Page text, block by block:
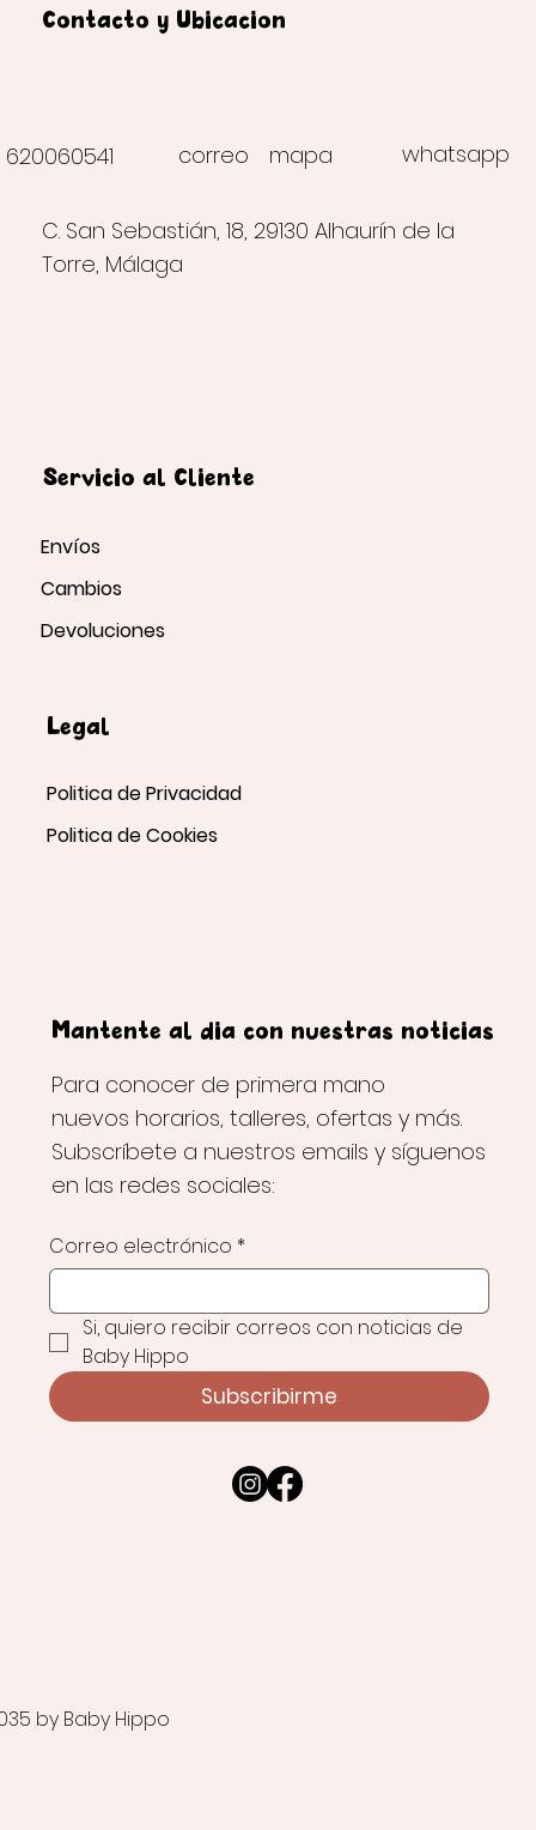
correo
Contacto y Ubicación
620060541 whatsapp
C. San Sebastián, 18, 29130 Alhaurín de la
Torre, Málaga
mapa
Servicio al Cliente
Envíos
Cambios
Devoluciones
Legal
Politica de Privacidad
Politica de Cookies
Mantente al día con nuestras noticias
Para conocer de primera mano
nuevos horarios, talleres, ofertas y más.
Subscríbete a nuestros emails y síguenos
en las redes sociales:
Correo electrónico *
Si, quiero recibir correos con noticias de
Baby Hippo
Subscribirme
by Baby Hippo